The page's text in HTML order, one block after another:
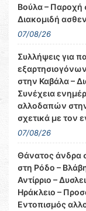
Βούλα – Παροχή
Διακομιδή
07/08/26
Συλλήψεις για
στην Καβάλα –
Συνέχεια
αλλοδαπών
σχετικά με τον
07/08/26
Θάνατος άνδρα
στη Ρόδο –
Αντίρριο –
Ηράκλειο –
Εντοπισμός